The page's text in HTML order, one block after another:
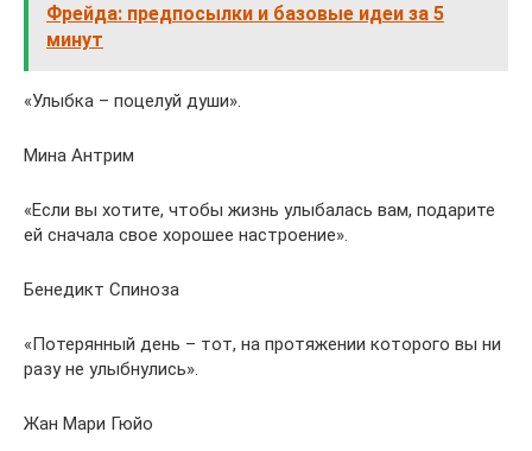
Фрейда: предпосылки и базовые идеи за 5
минут
«Улыбка – поцелуй души».
Мина Антрим
«Если вы хотите, чтобы жизнь улыбалась вам, подарите
ей сначала свое хорошее настроение».
Бенедикт Спиноза
«Потерянный день – тот, на протяжении которого вы ни
разу не улыбнулись».
Жан Мари Гюйо